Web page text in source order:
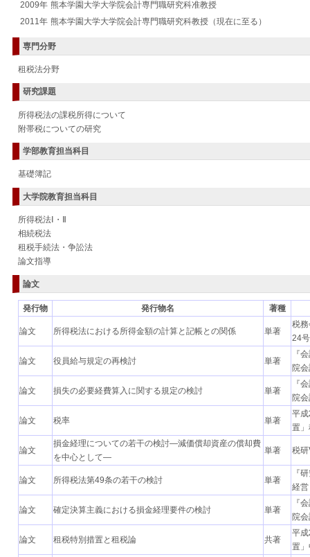
2009年 熊本学園大学大学院会計専門職研究科准教授
2011年 熊本学園大学大学院会計専門職研究科教授（現在に至る）
専門分野
租税法分野
研究課題
所得税法の課税所得について
附帯税についての研究
学部教育担当科目
基礎簿記
大学院教育担当科目
所得税法Ⅰ・Ⅱ
相続税法
租税手続法・争訟法
論文指導
論文
発行物 発行物名 著種
論文 所得税法における所得金額の計算と記帳との関係 単著
税
24号
論文 役員給与規定の再検討 単著
『
院
論文 損失の必要経費算入に関する規定の検討 単著
『
院
論文 税率 単著
平
置
論文
損金経理についての若干の検討―減価償却資産の償却費
を中心として―
単著 税
論文 所得税法第49条の若干の検討 単著
『
経
論文 確定決算主義における損金経理要件の検討 単著
『
院
論文 租税特別措置と租税論 共著
平
置